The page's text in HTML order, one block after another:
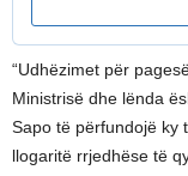
“Udhëzimet për
Ministrisë dhe lënda
Sapo të përfundojë ky
llogaritë rrjedhëse të